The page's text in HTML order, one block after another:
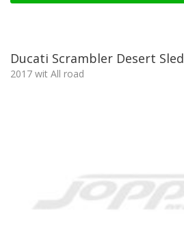
Ducati Scrambler Desert Sled
2017 wit All road